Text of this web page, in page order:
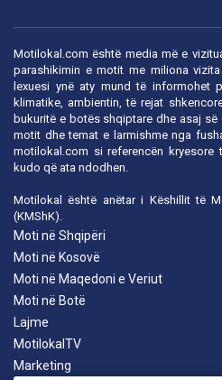
Motilokal.com është media më e
parashikimin e motit me miliona
lexuesi ynë aty mund të informohet
klimatike, ambientin, të rejat
bukuritë e botës shqiptare dhe asaj së
motit dhe temat e larmishme nga
motilokal.com si referencën
kudo që ata ndodhen.
Motilokal është anëtar i Këshillit të
(KMShK).
Moti në Shqipëri
Moti në Kosovë
Moti në Maqedoni e Veriut
Moti në Botë
Lajme
MotilokalTV
Marketing